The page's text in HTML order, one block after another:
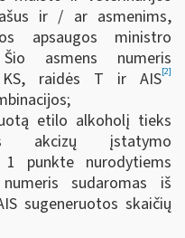
ir / ar asmenims,
apsaugos ministro
asmens numeris
raidės T ir AIS[2]
etilo alkoholį tieks
akcizų įstatymo
punkte nurodytiems
sudaromas iš
sugeneruotos skaičių